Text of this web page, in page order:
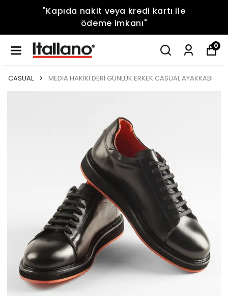
"Kapıda nakit veya kredi kartı ile
ödeme imkanı"
0
CASUAL MEDİA HAKİKİ DERİ GÜNLÜK ERKEK CASUAL AYAKKABI